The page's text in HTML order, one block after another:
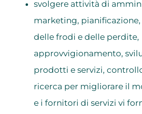
svolgere attività di
marketing,
delle frodi e delle perdite,
approvvigionamento,
prodotti e servizi,
ricerca per migliorare il
e i fornitori di servizi vi